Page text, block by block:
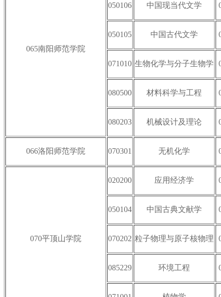
065南阳师范学院
050106 中国现当代文学
050105 中国古代文学
071010 生物化学与分子生物学
080500 材料科学与工程
080203 机械设计及理论
066洛阳师范学院 070301 无机化学
070平顶山学院
020200 应用经济学
050104 中国古典文献学
070202 粒子物理与原子核物理
085229 环境工程